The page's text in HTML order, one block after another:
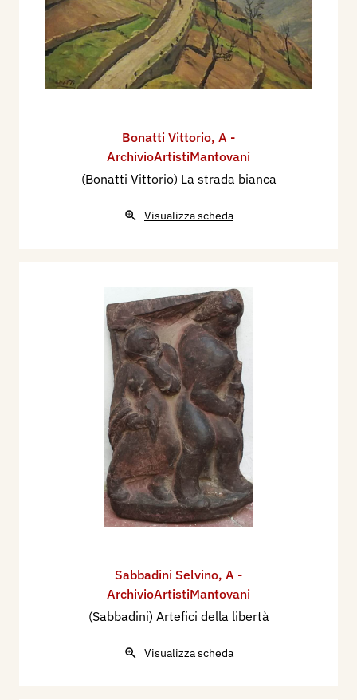
Bonatti Vittorio, A -
ArchivioArtistiMantovani
(Bonatti Vittorio) La strada bianca
Visualizza scheda
Sabbadini Selvino, A -
ArchivioArtistiMantovani
(Sabbadini) Artefici della libertà
Visualizza scheda